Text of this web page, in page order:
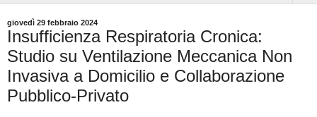
giovedì 29 febbraio 2024
Insufficienza Respiratoria Cronica:
Studio su Ventilazione Meccanica Non
Invasiva a Domicilio e Collaborazione
Pubblico-Privato